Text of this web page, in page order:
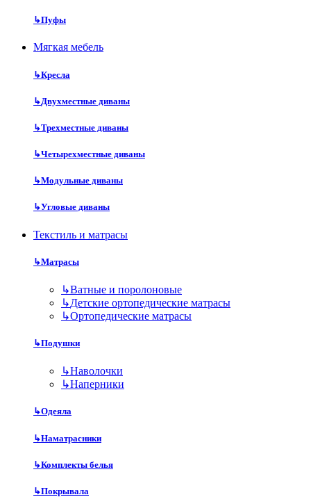
↳Пуфы
Мягкая мебель
↳Кресла
↳Двухместные диваны
↳Трехместные диваны
↳Четырехместные диваны
↳Модульные диваны
↳Угловые диваны
Текстиль и матрасы
↳Матрасы
↳Ватные и поролоновые
↳Детские ортопедические матрасы
↳Ортопедические матрасы
↳Подушки
↳Наволочки
↳Наперники
↳Одеяла
↳Наматрасники
↳Комплекты белья
↳Покрывала